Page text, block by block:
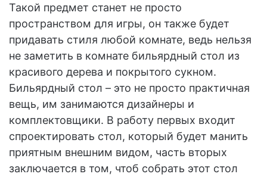
Такой предмет станет не просто
пространством для игры, он также будет
придавать стиля любой комнате, ведь нельзя
не заметить в комнате бильярдный стол из
красивого дерева и покрытого сукном.
Бильярдный стол – это не просто практичная
вещь, им занимаются дизайнеры и
комплектовщики. В работу первых входит
спроектировать стол, который будет манить
приятным внешним видом, часть вторых
заключается в том, чтоб собрать этот стол